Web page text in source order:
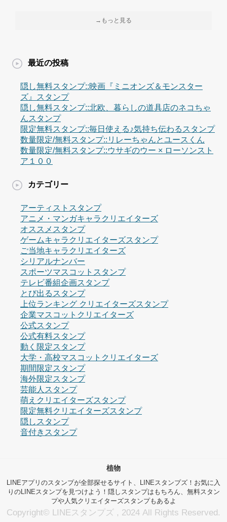
→もっと見る
最近の投稿
隠し無料スタンプ::映画『ミニオンズ＆モンスター
ズ』スタンプ
隠し無料スタンプ::北欧、暮らしの道具店のネコちゃ
んスタンプ
限定無料スタンプ::毎日使える♪気持ち伝わるスタンプ
数量限定/無料スタンプ::リレーちゃんとユースくん
数量限定/無料スタンプ::ウサギのウー × ローソンスト
ア１００
カテゴリー
アーティストスタンプ
アニメ・マンガキャラクリエイターズ
オススメスタンプ
ゲームキャラクリエイターズスタンプ
ご当地キャラクリエイターズ
シリアルナンバー
スポーツマスコットスタンプ
テレビ番組企画スタンプ
とび出るスタンプ
上位ランキング クリエイターズスタンプ
企業マスコットクリエイターズ
公式スタンプ
公式有料スタンプ
動く限定スタンプ
大学・高校マスコットクリエイターズ
期間限定スタンプ
海外限定スタンプ
芸能人スタンプ
萌えクリエイターズスタンプ
限定無料クリエイターズスタンプ
隠しスタンプ
音付きスタンプ
植物
LINEアプリのスタンプが全部探せるサイト、LINEスタンプズ！お気に入
りのLINEスタンプを見つけよう！隠しスタンプはもちろん、無料スタン
プや人気クリエイターズスタンプもあるよ
Copyright© LINEスタンプズ , 2024 All Rights Reserved.